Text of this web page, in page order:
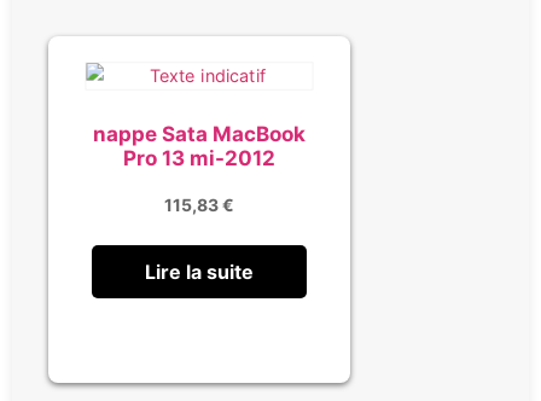
nappe Sata MacBook
Pro 13 mi-2012
115,83€
Lire la suite